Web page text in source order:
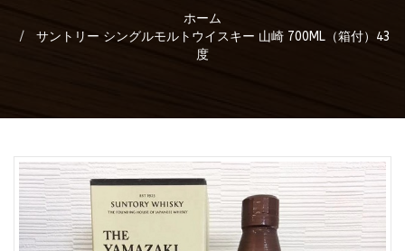
ホーム
サントリー シングルモルトウイスキー 山崎 700ML（箱付）43
度